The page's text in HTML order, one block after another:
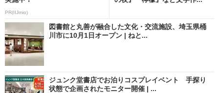
PR(IIJmio)
図書館と丸善が融合した文化・交流施設、埼玉県桶
川市に10月1日オープン | ねと...
ジュンク堂書店でお泊りコスプレイベント 手探り
状態で企画されたモニター開催 | ...